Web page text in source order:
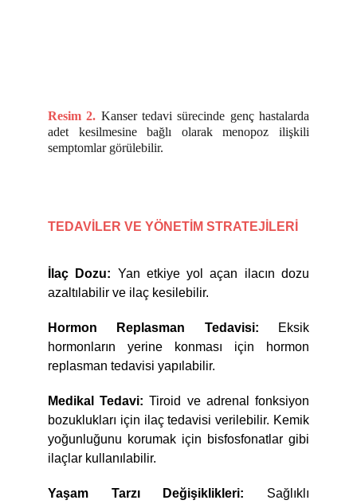
Resim 2. Kanser tedavi sürecinde genç hastalarda
adet kesilmesine bağlı olarak menopoz ilişkili
semptomlar görülebilir.
TEDAVİLER VE YÖNETİM STRATEJİLERİ
İlaç Dozu: Yan etkiye yol açan ilacın dozu
azaltılabilir ve ilaç kesilebilir.
Hormon Replasman Tedavisi:
Eksik
hormonların yerine konması için hormon
replasman tedavisi yapılabilir.
Medikal Tedavi:Tiroid ve adrenal fonksiyon
bozuklukları için ilaç tedavisi verilebilir. Kemik
yoğunluğunu korumak için bisfosfonatlar gibi
ilaçlar kullanılabilir.
Yaşam Tarzı Değişiklikleri: Sağlıklı